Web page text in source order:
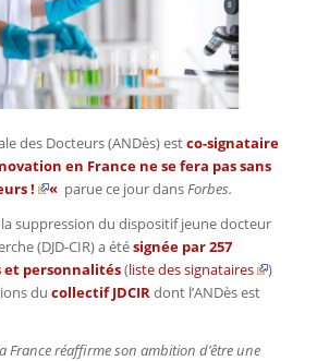
des Docteurs (ANDès) estco-signataire
en France ne se fera pas sans
!
« parue ce jour dansForbes.
suppression du dispositif jeune docteur
(DJD-CIR) a étésignée par 257
et personnalités(liste des signataires
)
du collectif JDCIRdont l’ANDès est
France réaffirme son ambition d’être une